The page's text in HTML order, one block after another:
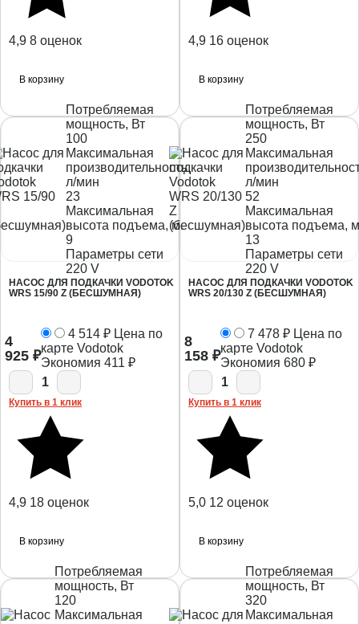
4,9 8 оценок
В корзину
4,9 16 оценок
В корзину
Потребляемая
мощность, Вт
100
Максимальная
производительность,
л/мин
23
Максимальная
высота подъема, м.
9
Параметры сети
220 V
НАСОС ДЛЯ ПОДКАЧКИ VODOTOK
WRS 15/90 Z (БЕСШУМНАЯ)
4
925 ₽
4 514 ₽ Цена по
карте Vodotok
Экономия 411 ₽
1
Купить в 1 клик
4,9 18 оценок
В корзину
Потребляемая
мощность, Вт
250
Максимальная
л/мин
52
Максимальная
высота подъема,
13
Параметры сети
220 V
НАСОС ДЛЯ ПОДКАЧКИ VODOTOK
WRS 20/130 Z (БЕСШУМНАЯ)
8
158 ₽
7 478 ₽ Цена по
карте Vodotok
Экономия 680 ₽
1
Купить в 1 клик
5,0 12 оценок
В корзину
Потребляемая
мощность, Вт
120
Максимальная
Потребляемая
мощность, Вт
320
Максимальная